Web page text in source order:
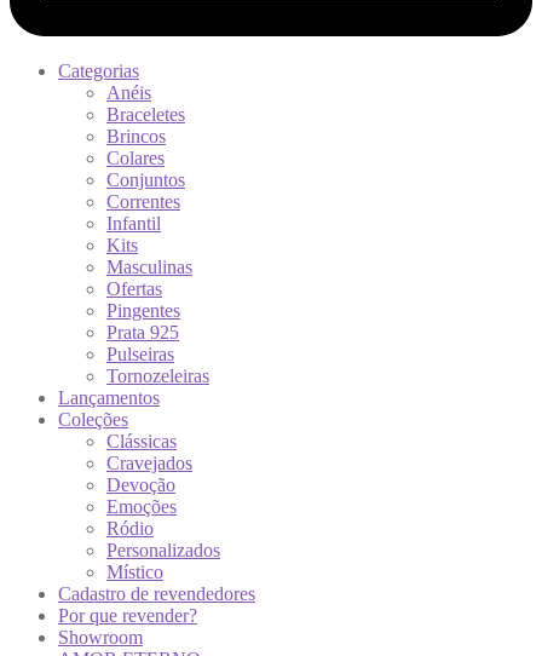
Categorias
Anéis
Braceletes
Brincos
Colares
Conjuntos
Correntes
Infantil
Kits
Masculinas
Ofertas
Pingentes
Prata 925
Pulseiras
Tornozeleiras
Lançamentos
Coleções
Clássicas
Cravejados
Devoção
Emoções
Ródio
Personalizados
Místico
Cadastro de revendedores
Por que revender?
Showroom